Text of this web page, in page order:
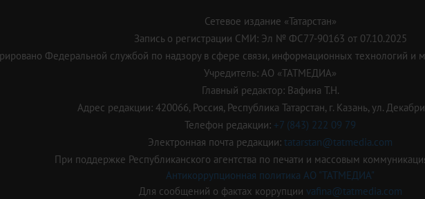
Сетевое издание «Татарстан»
Запись о регистрации СМИ: Эл № ФС77-90163 от 07.10.2025
Федеральной службой по надзору в сфере связи, информационных технологий и
Учредитель: АО «ТАТМЕДИА»
Главный редактор: Вафина Т.Н.
Адрес редакции: 420066, Россия, Республика Татарстан, г. Казань, ул.
Телефон редакции: +7 (843) 222 09 79
Электронная почта редакции: tatarstan@tatmedia.com
При поддержке Республиканского агентства по печати и массовым
Антикоррупционная политика АО "ТАТМЕДИА"
Для сообщений о фактах коррупции vafina@tatmedia.com